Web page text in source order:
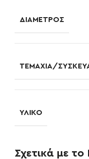
ΔΙΆΜΕΤΡΟΣ
ΤΕΜΆΧΙΑ/
ΥΛΙΚΌ
Σχετικά με το